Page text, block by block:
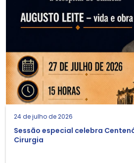
24 de julho de 2026
Sessão especial celebra
Cirurgia